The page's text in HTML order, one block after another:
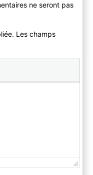
ne seront pas
Les champs